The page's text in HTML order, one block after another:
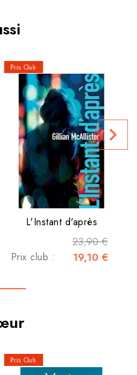
L'Instant d'après
23,90 €
Prix club : 19,10 €
navigate_next